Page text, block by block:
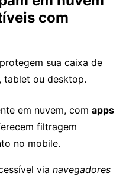
com
sua caixa de
tablet ou desktop.
em nuvem, com apps
filtragem
no mobile.
via navegadores